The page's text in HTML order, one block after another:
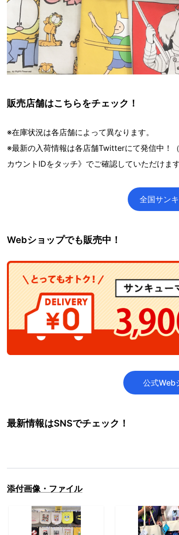
販売店舗はこちらをチェック！
※在庫状況は各店舗によって異なります。
※最新の入荷情報は各店舗Twitterにて発信中！
カウントIDをタッチ》でご確認していただけます
全国サン
Webショップでも販売中！
公式Web
最新情報はSNSでチェック！
添付画像・ファイル